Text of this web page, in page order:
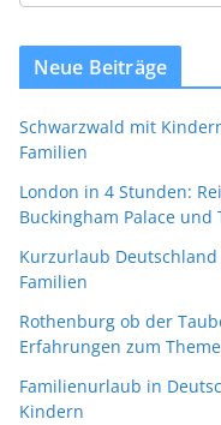
Neue Beiträge
Schwarzwald mit
Familien
London in 4 Stunden:
Buckingham Palace und
Kurzurlaub
Familien
Rothenburg ob der
Erfahrungen zum
Familienurlaub in
Kindern